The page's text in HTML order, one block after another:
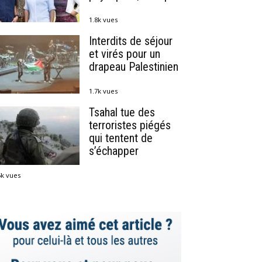
1.8k vues
Interdits de séjour
et virés pour un
drapeau Palestinien
1.7k vues
Tsahal tue des
terroristes piégés
qui tentent de
s’échapper
vues